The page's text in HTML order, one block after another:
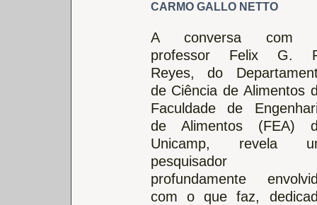
CARMO GALLO NETTO
A conversa com
professor Felix G.
Reyes, do
de Ciência de Alimentos
Faculdade de
de Alimentos (FEA)
Unicamp, revela
pesquisador
profundamente
com o que faz,